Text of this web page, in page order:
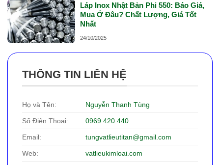
Láp Inox Nhật Bản Phi 550: Báo Giá,
Mua Ở Đâu? Chất Lượng, Giá Tốt
Nhất
24/10/2025
THÔNG TIN LIÊN HỆ
Họ và Tên: Nguyễn Thanh Tùng
Số Điện Thoại: 0969.420.440
Email: tungvatlieutitan@gmail.com
Web: vatlieukimloai.com